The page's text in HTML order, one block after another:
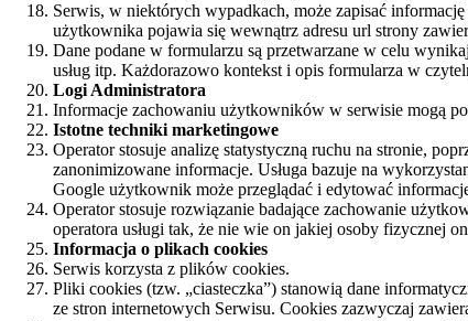
Serwis, w niektórych wypadkach, może zapisać
użytkownika pojawia się wewnątrz adresu url strony
Dane podane w formularzu są przetwarzane w celu
usług itp. Każdorazowo kontekst i opis formularza w
Logi Administratora
Informacje zachowaniu użytkowników w serwisie mogą
Istotne techniki marketingowe
Operator stosuje analizę statystyczną ruchu na stronie,
zanonimizowane informacje. Usługa bazuje na
Google użytkownik może przeglądać i edytować
Operator stosuje rozwiązanie badające zachowanie
operatora usługi tak, że nie wie on jakiej osoby fizycznej
Informacja o plikach cookies
Serwis korzysta z plików cookies.
Pliki cookies (tzw. „ciasteczka”) stanowią dane
ze stron internetowych Serwisu. Cookies zazwyczaj